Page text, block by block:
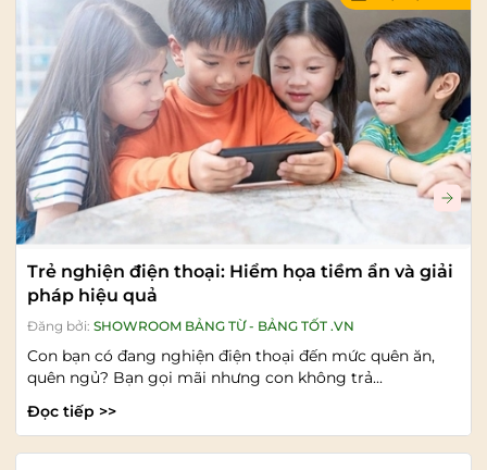
Trẻ nghiện điện thoại: Hiểm họa tiềm ẩn và giải
pháp hiệu quả
Đăng bởi: SHOWROOM BẢNG TỪ - BẢNG TỐT .VN
Con bạn có đang nghiện điện thoại đến mức quên ăn,
quên ngủ? Bạn gọi mãi nhưng con không trả...
Đọc tiếp >>